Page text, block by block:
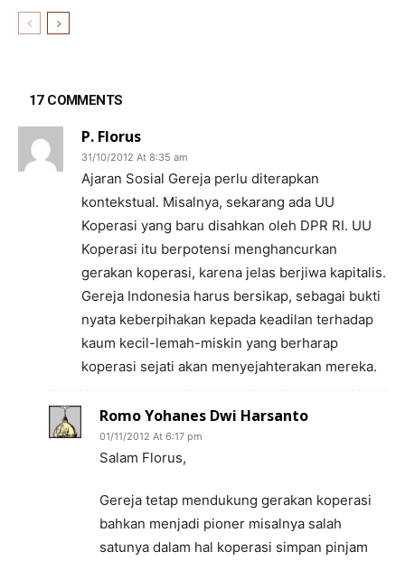
17 COMMENTS
P. Florus
31/10/2012 At 8:35 am
Ajaran Sosial Gereja perlu diterapkan
kontekstual. Misalnya, sekarang ada UU
Koperasi yang baru disahkan oleh DPR RI. UU
Koperasi itu berpotensi menghancurkan
gerakan koperasi, karena jelas berjiwa kapitalis.
Gereja Indonesia harus bersikap, sebagai bukti
nyata keberpihakan kepada keadilan terhadap
kaum kecil-lemah-miskin yang berharap
koperasi sejati akan menyejahterakan mereka.
Romo Yohanes Dwi Harsanto
01/11/2012 At 6:17 pm
Salam Florus,
Gereja tetap mendukung gerakan koperasi
bahkan menjadi pioner misalnya salah
satunya dalam hal koperasi simpan pinjam